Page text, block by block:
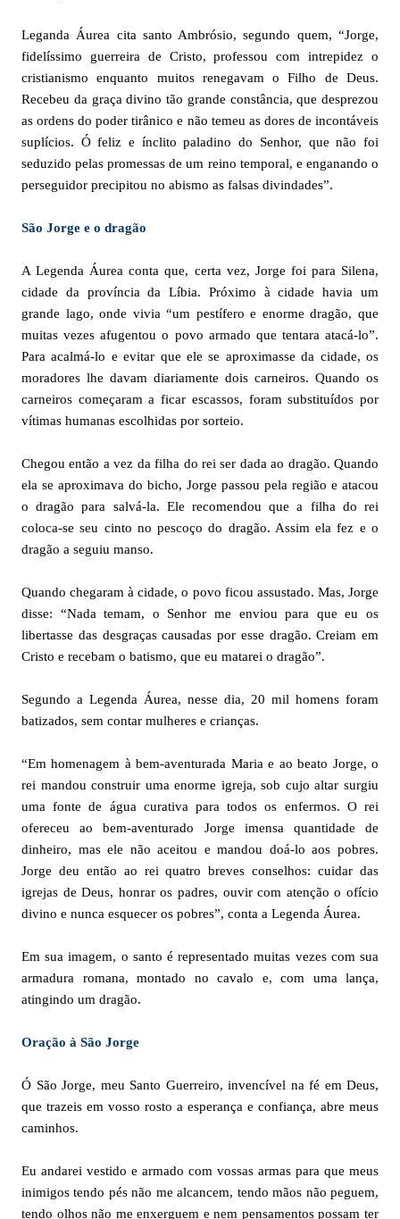
Leganda Áurea cita santo Ambrósio, segundo quem, “Jorge,
fidelíssimo guerreira de Cristo, professou com intrepidez o
cristianismo enquanto muitos renegavam o Filho de Deus.
Recebeu da graça divino tão grande constância, que desprezou
as ordens do poder tirânico e não temeu as dores de incontáveis
suplícios. Ó feliz e ínclito paladino do Senhor, que não foi
seduzido pelas promessas de um reino temporal, e enganando o
perseguidor precipitou no abismo as falsas divindades”.
São Jorge e o dragão
A Legenda Áurea conta que, certa vez, Jorge foi para Silena,
cidade da província da Líbia. Próximo à cidade havia um
grande lago, onde vivia “um pestífero e enorme dragão, que
muitas vezes afugentou o povo armado que tentara atacá-lo”.
Para acalmá-lo e evitar que ele se aproximasse da cidade, os
moradores lhe davam diariamente dois carneiros. Quando os
carneiros começaram a ficar escassos, foram substituídos por
vítimas humanas escolhidas por sorteio.
Chegou então a vez da filha do rei ser dada ao dragão. Quando
ela se aproximava do bicho, Jorge passou pela região e atacou
o dragão para salvá-la. Ele recomendou que a filha do rei
coloca-se seu cinto no pescoço do dragão. Assim ela fez e o
dragão a seguiu manso.
Quando chegaram à cidade, o povo ficou assustado. Mas, Jorge
disse: “Nada temam, o Senhor me enviou para que eu os
libertasse das desgraças causadas por esse dragão. Creiam em
Cristo e recebam o batismo, que eu matarei o dragão”.
Segundo a Legenda Áurea, nesse dia, 20 mil homens foram
batizados, sem contar mulheres e crianças.
“Em homenagem à bem-aventurada Maria e ao beato Jorge, o
rei mandou construir uma enorme igreja, sob cujo altar surgiu
uma fonte de água curativa para todos os enfermos. O rei
ofereceu ao bem-aventurado Jorge imensa quantidade de
dinheiro, mas ele não aceitou e mandou doá-lo aos pobres.
Jorge deu então ao rei quatro breves conselhos: cuidar das
igrejas de Deus, honrar os padres, ouvir com atenção o ofício
divino e nunca esquecer os pobres”, conta a Legenda Áurea.
Em sua imagem, o santo é representado muitas vezes com sua
armadura romana, montado no cavalo e, com uma lança,
atingindo um dragão.
Oração à São Jorge
Ó São Jorge, meu Santo Guerreiro, invencível na fé em Deus,
que trazeis em vosso rosto a esperança e confiança, abre meus
caminhos.
Eu andarei vestido e armado com vossas armas para que meus
inimigos tendo pés não me alcancem, tendo mãos não peguem,
tendo olhos não me enxerguem e nem pensamentos possam ter